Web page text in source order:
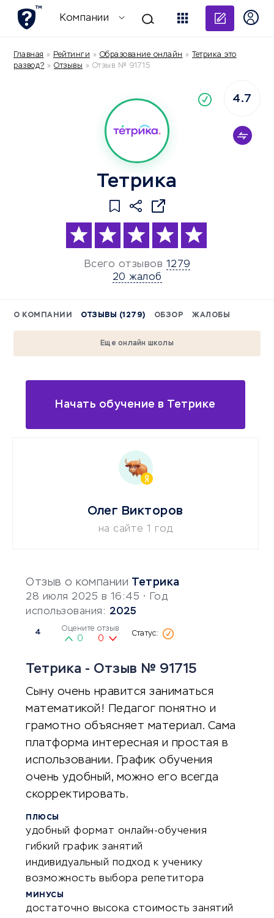
Компании
Главная » Рейтинги » Образование онлайн »
Тетрика это
развод? » Отзывы » Отзыв № 91715
Тетрика
Всего отзывов 1279
20 жалоб
4.7
О КОМПАНИИ ОТЗЫВЫ (1279) ОБЗОР ЖАЛОБЫ
Еще онлайн школы
Начать обучение в Тетрике
Отзыв о компании Тетрика
28 июля 2025 в 16:45 • Год
использования: 2025
4 Оцените отзыв
0 0
Тетрика - Отзыв № 91715
Сыну очень нравится заниматься
математикой! Педагог понятно и
грамотно объясняет материал. Сама
платформа интересная и простая в
использовании. График обучения
очень удобный, можно его всегда
скорректировать.
ПЛЮСЫ
удобный формат онлайн-обучения
гибкий график занятий
индивидуальный подход к ученику
возможность выбора репетитора
МИНУСЫ
достаточно высока стоимость занятий
Олег Викторов
на сайте 1 год